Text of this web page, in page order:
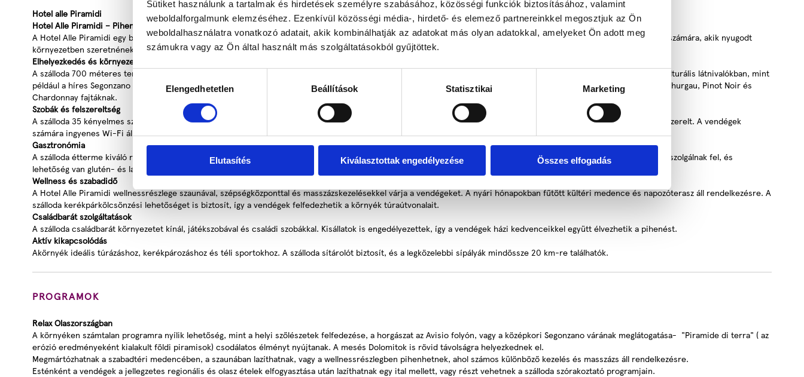
Sütiket használunk a tartalmak és hirdetések személyre szabásához, közösségi funkciók biztosításához, valamint
weboldalforgalmunk elemzéséhez. Ezenkívül közösségi média-, hirdető- és elemező partnereinkkel megosztjuk az Ön
weboldalhasználatra vonatkozó adatait, akik kombinálhatják az adatokat más olyan adatokkal, amelyeket Ön adott meg
számukra vagy az Ön által használt más szolgáltatásokból gyűjtöttek.
Hozzájárulás
kiválasztásaElengedhetetlen Beállítások Statisztikai Marketing
Elutasítés Kiválasztottak engedélyezése Összes elfogadás
Hotel alle Piramidi
Hotel Alle Piramidi – Pihenés a Dolomitok ölelésében
A Hotel Alle Piramidi egy bájos, háromcsillagos szálloda Észak-Olaszországban, a festői Cembra-völgyben, Segonzano településén. A szálloda ideális választás mindazok számára, akik nyugodt
környezetben szeretnének pihenni, miközben könnyen elérhetik Trento városát és a környező természeti látnivalókat.
Elhelyezkedés és környezet
A szálloda 700 méteres tengerszint feletti magasságban helyezkedik el, lenyűgöző kilátást nyújtva a teraszos szőlőültetvényekre. A környék bővelkedik természeti és kulturális látnivalókban, mint
például a híres Segonzano földpiramisok, a közeli kastélyok és a Madonna dell’Aiuto szentély. A régió enyhe éghajlata kedvez a szőlőtermesztésnek, különösen a Müller Thurgau, Pinot Noir és
Chardonnay fajtáknak.
Szobák és felszereltség
A szálloda 35 kényelmes szobával rendelkezik, amelyek mindegyike saját fürdőszobával, erkéllyel, műholdas TV-vel, hajszárítóval, széffel és közvetlen telefonvonallal felszerelt. A vendégek
számára ingyenes Wi-Fi áll rendelkezésre a szobákban és a közös helyiségekben.
Gasztronómia
A szálloda étterme kiváló regionális és nemzeti ételeket kínál, különös figyelmet fordítva a helyi alapanyagok felhasználására. A vendégek számára bőséges büféreggelit szolgálnak fel, és
lehetőség van glutén- és laktózmentes, valamint vegetáriánus ételek fogyasztására is.
Wellness és szabadidő
A Hotel Alle Piramidi wellnessrészlege szaunával, szépségközponttal és masszázskezelésekkel várja a vendégeket. A nyári hónapokban fűtött kültéri medence és napozóterasz áll rendelkezésre. A
szálloda kerékpárkölcsönzési lehetőséget is biztosít, így a vendégek felfedezhetik a környék túraútvonalait.
Családbarát szolgáltatások
A szálloda családbarát környezetet kínál, játékszobával és családi szobákkal. Kisállatok is engedélyezettek, így a vendégek házi kedvenceikkel együtt élvezhetik a pihenést.
Aktív kikapcsolódás
Akörnyék ideális túrázáshoz, kerékpározáshoz és téli sportokhoz. A szálloda sítárolót biztosít, és a legközelebbi sípályák mindössze 20 km-re találhatók.
PROGRAMOK
Relax Olaszországban
A környéken számtalan programra nyílik lehetőség, mint a helyi szőlészetek felfedezése, a horgászat az Avisio folyón, vagy a középkori Segonzano várának meglátogatása- "Piramide di terra" ( az
erózió eredményeként kialakult földi piramisok) csodálatos élményt nyújtanak. A mesés Dolomitok is rövid távolságra helyezkednek el.
Megmártózhatnak a szabadtéri medencében, a szaunában lazíthatnak, vagy a wellnessrészlegben pihenhetnek, ahol számos különböző kezelés és masszázs áll rendelkezésre.
Esténként a vendégek a jellegzetes regionális és olasz ételek elfogyasztása után lazíthatnak egy ital mellett, vagy részt vehetnek a szálloda szórakoztató programjain.